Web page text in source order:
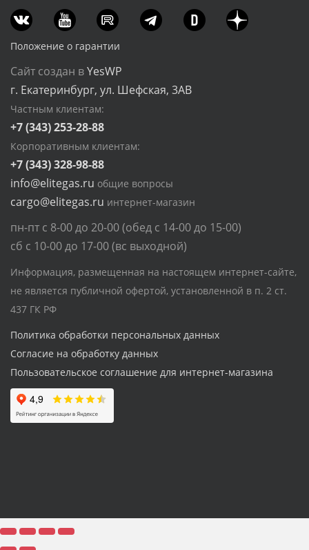
Положение о гарантии
Сайт создан вYesWP
г. Екатеринбург, ул. Шефская, 3АВ
Частным клиентам:
+7 (343) 253-28-88
Корпоративным клиентам:
+7 (343) 328-98-88
info@elitegas.ru общие вопросы
cargo@elitegas.ru интернет-магазин
пн-пт с 8-00 до 20-00 (обед с 14-00 до 15-00)
сб с 10-00 до 17-00 (вс выходной)
Информация, размещенная на настоящем интернет-сайте,
не является публичной офертой, установленной в п. 2 ст.
437 ГК РФ
Политика обработки персональных данных
Согласие на обработку данных
Пользовательское соглашение для интернет-магазина